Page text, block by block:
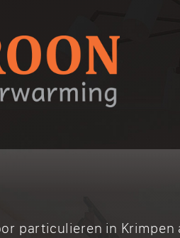
particulieren in